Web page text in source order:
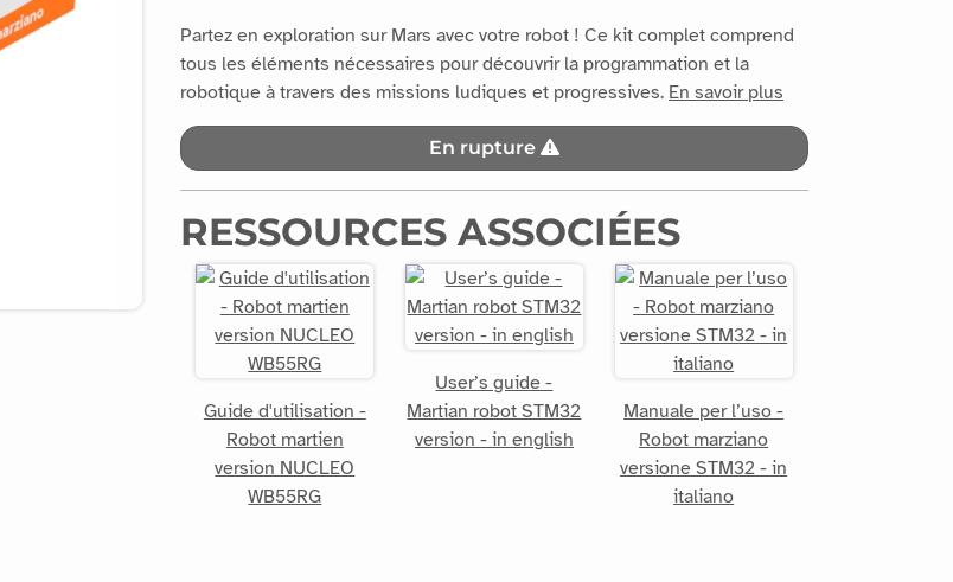
Partez en exploration sur Mars avec votre robot ! Ce kit complet comprend
tous les éléments nécessaires pour découvrir la programmation et la
robotique à travers des missions ludiques et progressives. En savoir plus
En rupture
RESSOURCES ASSOCIÉES
Guide d'utilisation -
Robot martien
version NUCLEO
WB55RG
User’s guide -
Martian robot STM32
version - in english
Manuale per l’uso -
Robot marziano
versione STM32 - in
italiano